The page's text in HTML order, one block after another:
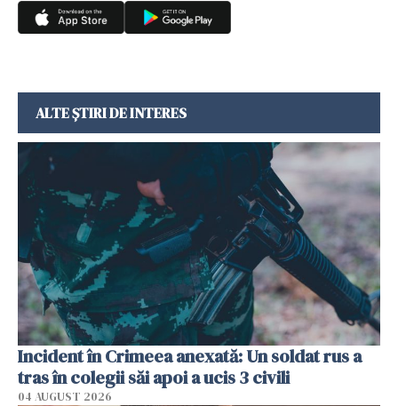
ALTE ȘTIRI DE INTERES
Incident în Crimeea anexată: Un soldat rus a
tras în colegii săi apoi a ucis 3 civili
04 AUGUST 2026